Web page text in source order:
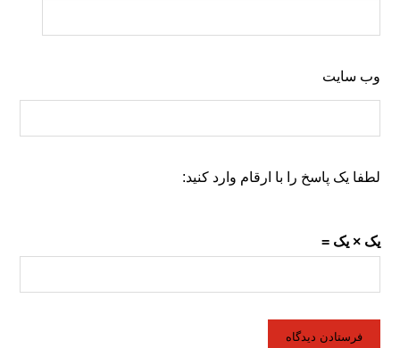
وب‌ سایت
لطفا یک پاسخ را با ارقام وارد کنید:
یک × یک =
فرستادن دیدگاه